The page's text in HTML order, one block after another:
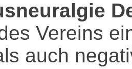
Vereins
auch